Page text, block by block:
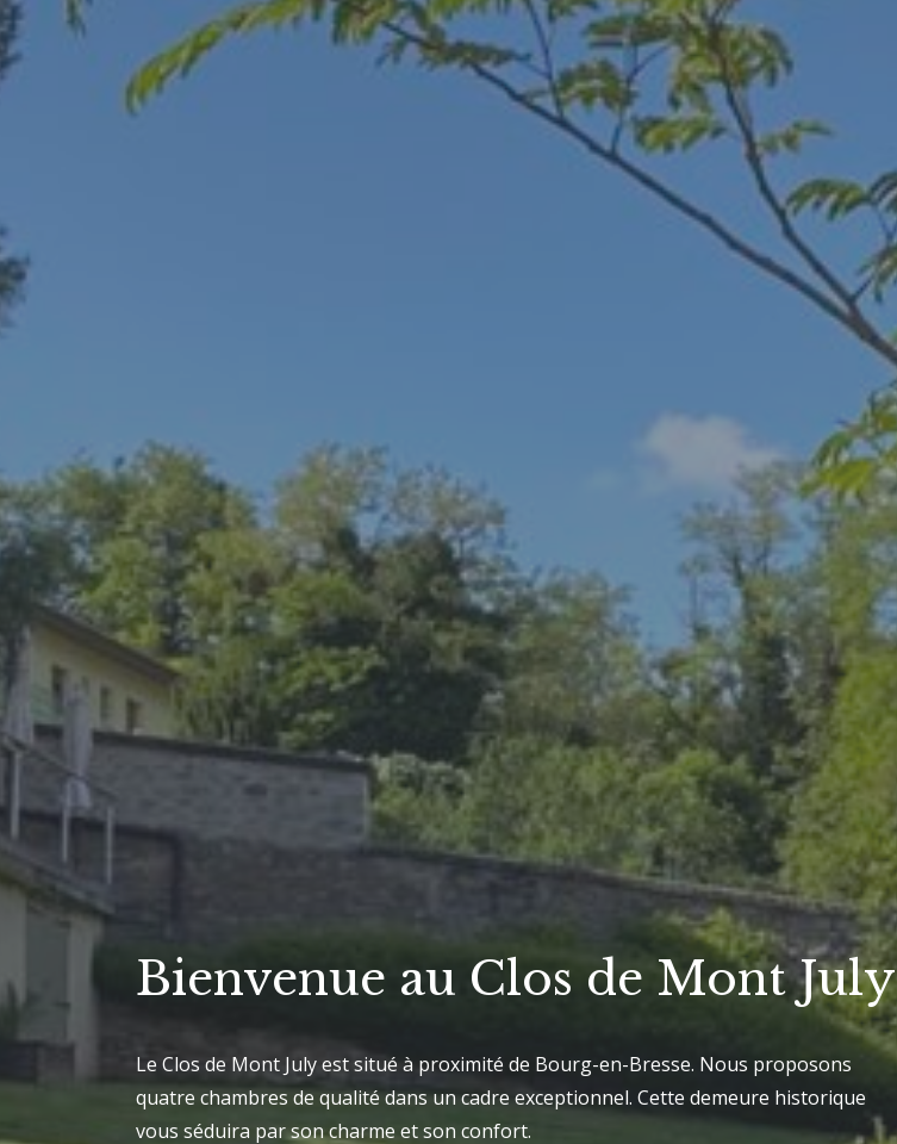
Bienvenue au Clos de Mont July
Le Clos de Mont July est situé à proximité de Bourg-en-Bresse. Nous proposons
quatre chambres de qualité dans un cadre exceptionnel. Cette demeure historique
vous séduira par son charme et son confort.